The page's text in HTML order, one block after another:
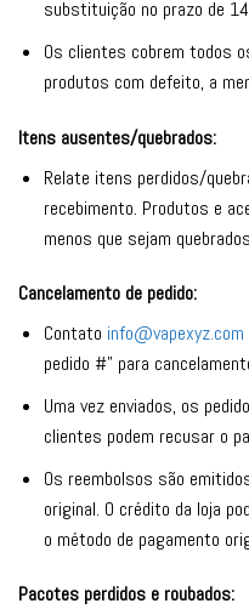
substituição no prazo de
Os clientes cobrem todos
produtos com defeito, a
Itens ausentes/quebrados:
Relate itens perdidos/
recebimento. Produtos e
menos que sejam
Cancelamento de pedido:
Contato info@vapexyz.com
pedido #” para
Uma vez enviados, os
clientes podem recusar o
Os reembolsos são
original. O crédito da loja
o método de pagamento
Pacotes perdidos e roubados: